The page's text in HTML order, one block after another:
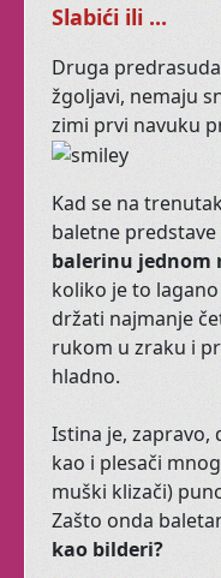
Slabići ili ...
Druga
žgoljavi, nemaju
zimi prvi navuku
Kad se na
baletne
balerinu jednom
koliko je to
držati najmanje
rukom u zraku i
hladno.
Istina je, zapravo,
kao i plesači
muški klizači)
Zašto onda
kao bilderi?